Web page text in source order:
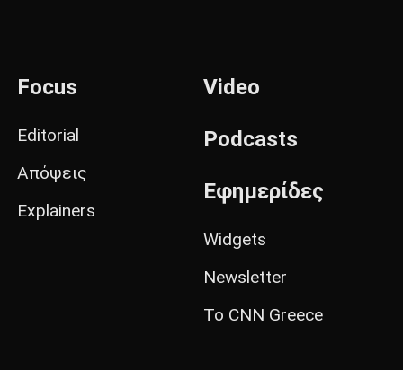
Focus
Editorial
Απόψεις
Explainers
Video
Podcasts
Εφημερίδες
Widgets
Newsletter
Το CNN Greece